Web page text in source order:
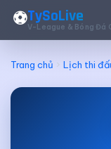
⚽TySoLive
V-League & Bóng Đá
Trang chủ Lịch thi